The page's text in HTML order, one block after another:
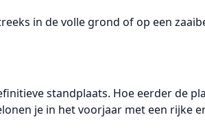
in de volle grond of op een
standplaats. Hoe eerder de
je in het voorjaar met een rijke